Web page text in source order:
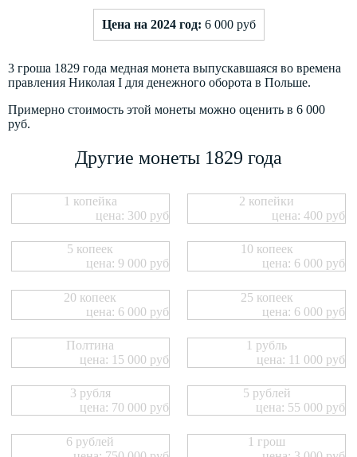
Цена на 2024 год: 6 000 руб
3 гроша 1829 года медная монета выпускавшаяся во времена
правления Николая I для денежного оборота в Польше.
Примерно стоимость этой монеты можно оценить в 6 000
руб.
Другие монеты 1829 года
1 копейка
цена: 300 руб
2 копейки
цена: 400 руб
5 копеек
цена: 9 000 руб
10 копеек
цена: 6 000 руб
20 копеек
цена: 6 000 руб
25 копеек
цена: 6 000 руб
Полтина
цена: 15 000 руб
1 рубль
цена: 11 000 руб
3 рубля
цена: 70 000 руб
5 рублей
цена: 55 000 руб
6 рублей
1 грош